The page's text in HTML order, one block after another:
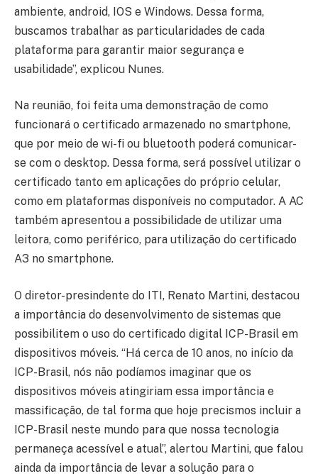
ambiente, android, IOS e Windows. Dessa forma,
buscamos trabalhar as particularidades de cada
plataforma para garantir maior segurança e
usabilidade”, explicou Nunes.
Na reunião, foi feita uma demonstração de como
funcionará o certificado armazenado no smartphone,
que por meio de wi-fi ou bluetooth poderá comunicar-
se com o desktop. Dessa forma, será possível utilizar o
certificado tanto em aplicações do próprio celular,
como em plataformas disponíveis no computador. A AC
também apresentou a possibilidade de utilizar uma
leitora, como periférico, para utilização do certificado
A3 no smartphone.
O diretor-presindente do ITI, Renato Martini, destacou
a importância do desenvolvimento de sistemas que
possibilitem o uso do certificado digital ICP-Brasil em
dispositivos móveis. “Há cerca de 10 anos, no início da
ICP-Brasil, nós não podíamos imaginar que os
dispositivos móveis atingiriam essa importância e
massificação, de tal forma que hoje precismos incluir a
ICP-Brasil neste mundo para que nossa tecnologia
permaneça acessível e atual”, alertou Martini, que falou
ainda da importância de levar a solução para o